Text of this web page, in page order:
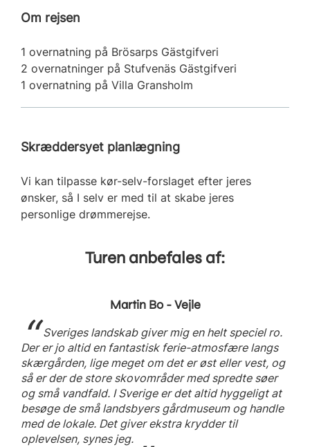
Om rejsen
1 overnatning på Brösarps Gästgifveri
2 overnatninger på Stufvenäs Gästgifveri
1 overnatning på Villa Gransholm
Skræddersyet planlægning
Vi kan tilpasse kør-selv-forslaget efter jeres
ønsker, så I selv er med til at skabe jeres
personlige drømmerejse.
Turen anbefales af:
Martin Bo - Vejle
Sveriges landskab giver mig en helt speciel ro.
Der er jo altid en fantastisk ferie-atmosfære langs
skærgården, lige meget om det er øst eller vest, og
så er der de store skovområder med spredte søer
og små vandfald. I Sverige er det altid hyggeligt at
besøge de små landsbyers gårdmuseum og handle
med de lokale. Det giver ekstra krydder til
oplevelsen, synes jeg.